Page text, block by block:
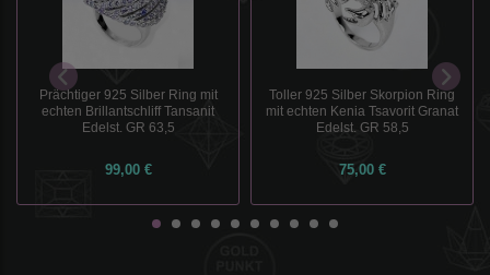
Prächtiger 925 Silber Ring mit
echten Brillantschliff Tansanit
Edelst. GR 63,5
99,00 €
Toller 925 Silber Skorpion Ring
mit echten Kenia Tsavorit Granat
Edelst. GR 58,5
75,00 €